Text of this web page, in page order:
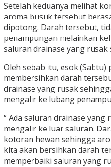
Setelah keduanya melihat
aroma busuk tersebut
dipotong. Darah tersebut,
penampungan melainkan
saluran drainase yang rusak
Oleh sebab itu, esok (Sabtu)
membersihkan darah
drainase yang rusak
mengalir ke lubang
“ Ada saluran drainase yang
mengalir ke luar saluran.
kotoran hewan sehingga
kita akan bersihkan darah
memperbaiki saluran yang